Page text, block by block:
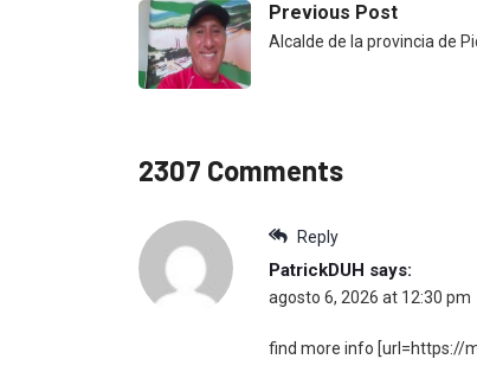
Previous Post
Alcalde de la provincia de
2307 Comments
Reply
PatrickDUH says:
agosto 6, 2026 at 12:30 pm
find more info [url=https://